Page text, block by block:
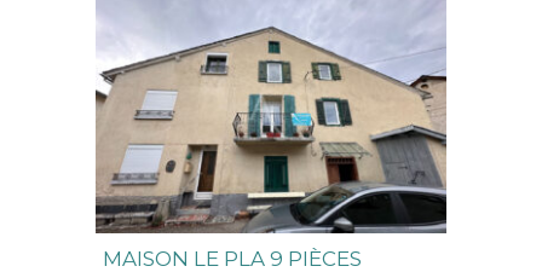
MAISON LE PLA 9 PIÈCES